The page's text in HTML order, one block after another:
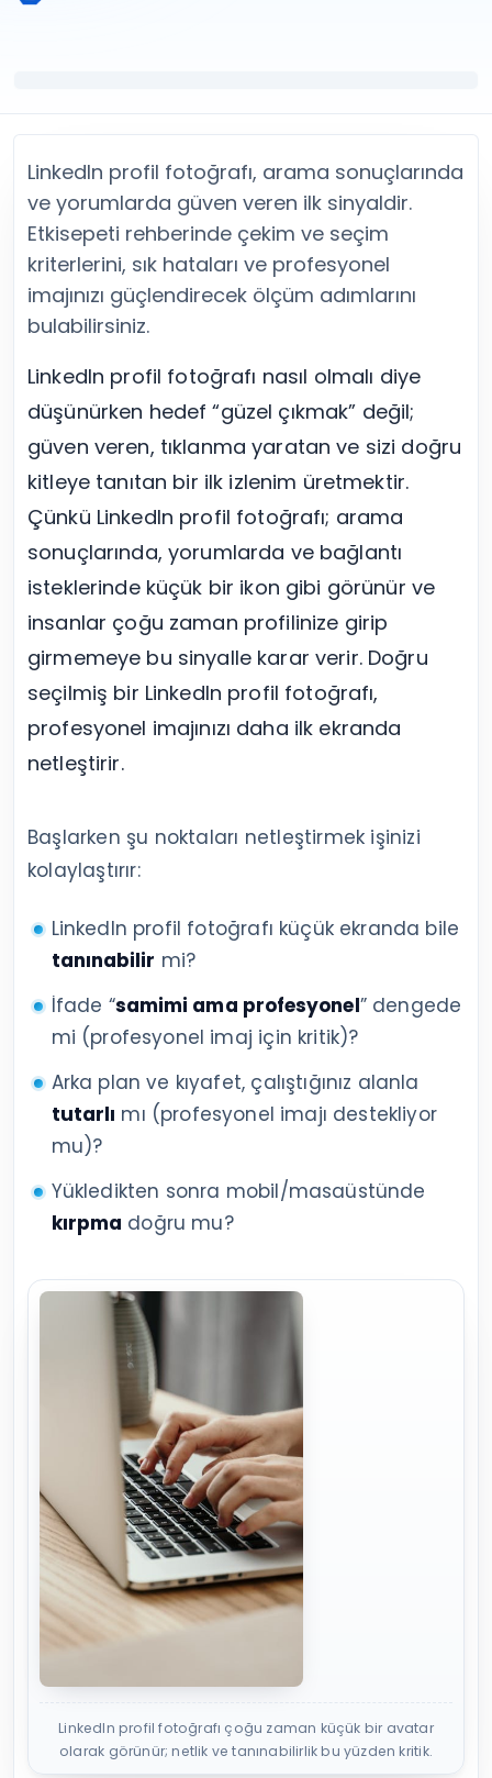
Tümünü Gör
YouTube
YouTube Abone Satın Al
YouTube Beğeni Satın Al
YouTube İzlenme Satın Al
YouTube Yorum Satın Al
Tümünü Gör
Facebook
Facebook Beğeni Satın Al
Facebook Yorum Satın Al
Facebook Video İzlenme Satın Al
Tümünü Gör
Facebook Araçları
LinkedIn Araçları
Spotify Araçları
Telegram Araçları
Twitch Araçları
SoundCloud Araçları
Snapchat Araçları
Tümünü Gör
LinkedIn profil fotoğrafı, arama sonuçlarında
ve yorumlarda güven veren ilk sinyaldir.
Etkisepeti rehberinde çekim ve seçim
kriterlerini, sık hataları ve profesyonel
imajınızı güçlendirecek ölçüm adımlarını
bulabilirsiniz.
LinkedIn profil fotoğrafı nasıl olmalı diye
düşünürken hedef “güzel çıkmak” değil;
güven veren, tıklanma yaratan ve sizi doğru
kitleye tanıtan bir ilk izlenim üretmektir.
Çünkü LinkedIn profil fotoğrafı; arama
sonuçlarında, yorumlarda ve bağlantı
isteklerinde küçük bir ikon gibi görünür ve
insanlar çoğu zaman profilinize girip
girmemeye bu sinyalle karar verir. Doğru
seçilmiş bir LinkedIn profil fotoğrafı,
profesyonel imajınızı daha ilk ekranda
netleştirir.
Başlarken şu noktaları netleştirmek işinizi
kolaylaştırır:
LinkedIn profil fotoğrafı küçük ekranda bile
tanınabilir mi?
İfade “samimi ama profesyonel” dengede
mi (profesyonel imaj için kritik)?
Arka plan ve kıyafet, çalıştığınız alanla
tutarlı mı (profesyonel imajı destekliyor
mu)?
Yükledikten sonra mobil/masaüstünde
kırpma doğru mu?
LinkedIn profil fotoğrafı çoğu zaman küçük bir avatar
olarak görünür; netlik ve tanınabilirlik bu yüzden kritik.